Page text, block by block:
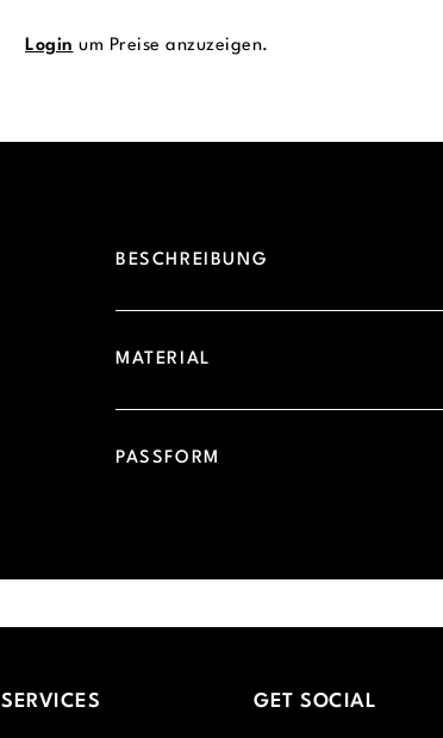
Login um Preise anzuzeigen.
BESCHREIBUNG
MATERIAL
PASSFORM
SERVICES GET SOCIAL